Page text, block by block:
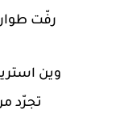
رفّت
وين
تجرّد